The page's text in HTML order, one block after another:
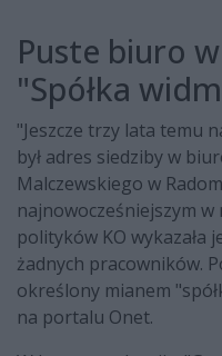
Puste biuro
"Spółka
"Jeszcze trzy lata temu
był adres siedziby w
Malczewskiego w
najnowocześniejszym
polityków KO wykazała
żadnych pracowników.
określony mianem
na portalu Onet.